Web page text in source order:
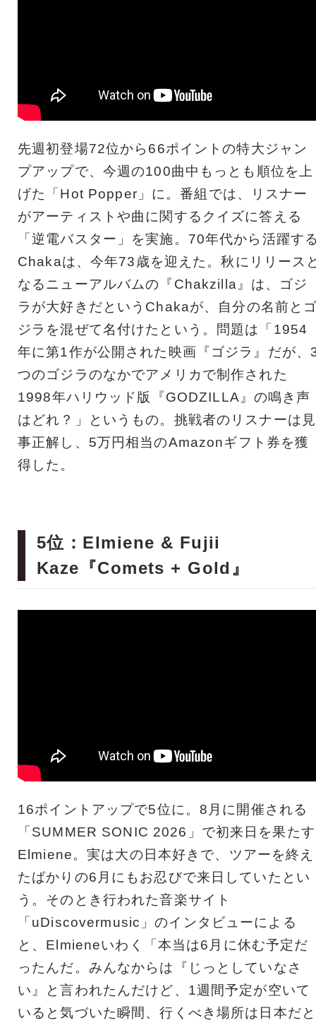
先週初登場72位から66ポイントの特大ジャン
プアップで、今週の100曲中もっとも順位を上
げた「Hot Popper」に。番組では、リスナー
がアーティストや曲に関するクイズに答える
「逆電バスター」を実施。70年代から活躍す
Chakaは、今年73歳を迎えた。秋にリリース
なるニューアルバムの『Chakzilla』は、ゴジ
ラが大好きだというChakaが、自分の名前と
ジラを混ぜて名付けたという。問題は「1954
年に第1作が公開された映画『ゴジラ』だが、
つのゴジラのなかでアメリカで制作された
1998年ハリウッド版『GODZILLA』の鳴き声
はどれ？」というもの。挑戦者のリスナーは見
事正解し、5万円相当のAmazonギフト券を獲
得した。
5位：Elmiene & Fujii
Kaze『Comets + Gold』
16ポイントアップで5位に。8月に開催される
「SUMMER SONIC 2026」で初来日を果たす
Elmiene。実は大の日本好きで、ツアーを終え
たばかりの6月にもお忍びで来日していたとい
う。そのとき行われた音楽サイト
「uDiscovermusic」のインタビューによる
と、Elmieneいわく「本当は6月に休む予定だ
ったんだ。みんなからは『じっとしていなさ
い』と言われたんだけど、1週間予定が空いて
いると気づいた瞬間、行くべき場所は日本だと